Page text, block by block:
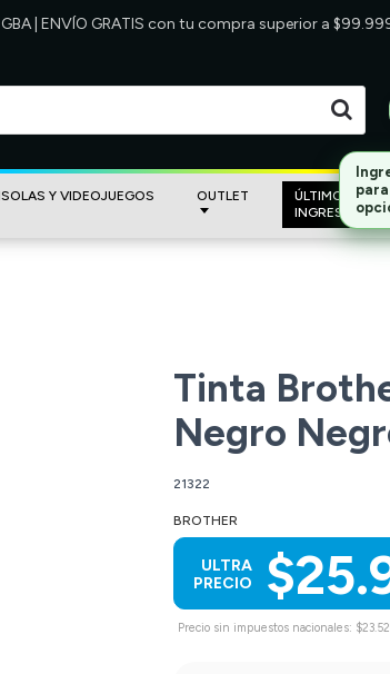
| ENVÍO GRATIS con tu compra superior a
Y VIDEOJUEGOS OUTLET
ÚLTIMOS
INGRESOS
Tinta
Negro
21322
BROTHER
ULTRA
PRECIO
Precio sin impuestos nacionales: